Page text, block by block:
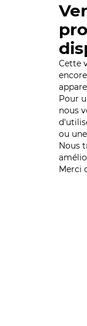
Cette
Pour
nous
ou
Nous
Merci